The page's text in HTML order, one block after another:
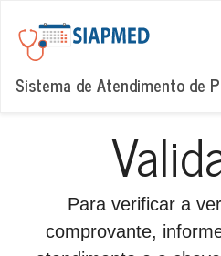
Sistema de Atendimento de
Para verificar a
comprovante,